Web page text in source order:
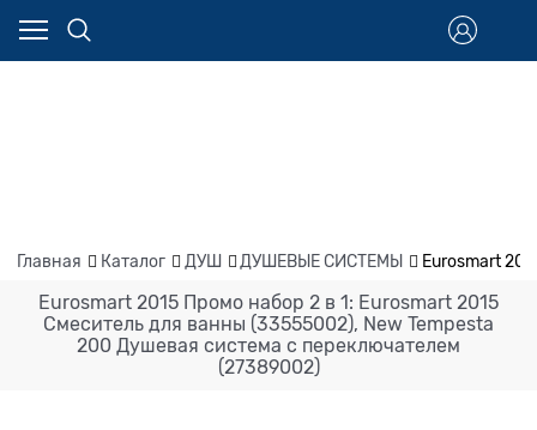
Главная Каталог ДУШ ДУШЕВЫЕ СИСТЕМЫ Eurosmart
Eurosmart 2015 Промо набор 2 в 1: Eurosmart 2015
Смеситель для ванны (33555002), New Tempesta
200 Душевая система с переключателем
(27389002)